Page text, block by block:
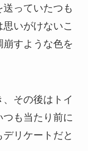
っていたつも
いがけないこ
すような色を
その後はトイ
も当たり前に
リケートだと